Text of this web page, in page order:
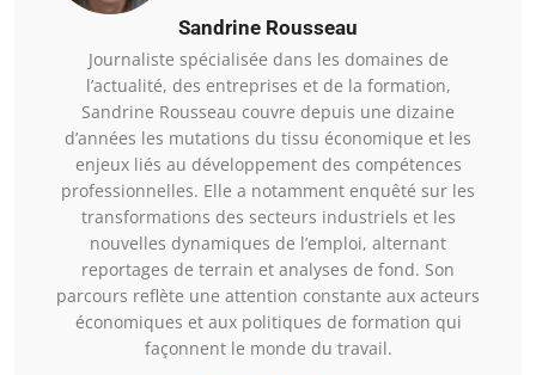
Sandrine Rousseau
Journaliste spécialisée dans les domaines de
l’actualité, des entreprises et de la formation,
Sandrine Rousseau couvre depuis une dizaine
d’années les mutations du tissu économique et les
enjeux liés au développement des compétences
professionnelles. Elle a notamment enquêté sur les
transformations des secteurs industriels et les
nouvelles dynamiques de l’emploi, alternant
reportages de terrain et analyses de fond. Son
parcours reflète une attention constante aux acteurs
économiques et aux politiques de formation qui
façonnent le monde du travail.